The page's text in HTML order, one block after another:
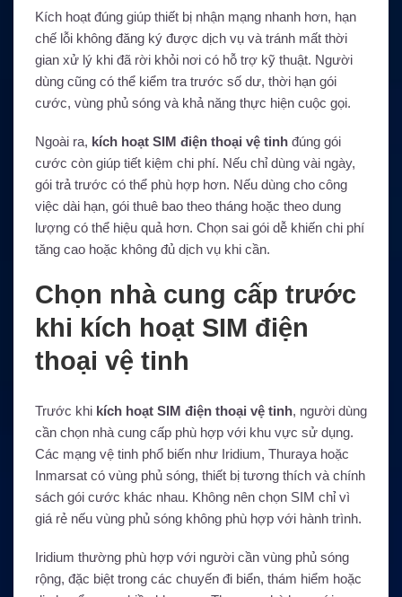
Kích hoạt đúng giúp thiết bị nhận mạng nhanh hơn, hạn
chế lỗi không đăng ký được dịch vụ và tránh mất thời
gian xử lý khi đã rời khỏi nơi có hỗ trợ kỹ thuật. Người
dùng cũng có thể kiểm tra trước số dư, thời hạn gói
cước, vùng phủ sóng và khả năng thực hiện cuộc gọi.
Ngoài ra, kích hoạt SIM điện thoại vệ tinh đúng gói
cước còn giúp tiết kiệm chi phí. Nếu chỉ dùng vài ngày,
gói trả trước có thể phù hợp hơn. Nếu dùng cho công
việc dài hạn, gói thuê bao theo tháng hoặc theo dung
lượng có thể hiệu quả hơn. Chọn sai gói dễ khiến chi phí
tăng cao hoặc không đủ dịch vụ khi cần.
Chọn nhà cung cấp trước
khi kích hoạt SIM điện
thoại vệ tinh
Trước khi kích hoạt SIM điện thoại vệ tinh, người dùng
cần chọn nhà cung cấp phù hợp với khu vực sử dụng.
Các mạng vệ tinh phổ biến như Iridium, Thuraya hoặc
Inmarsat có vùng phủ sóng, thiết bị tương thích và chính
sách gói cước khác nhau. Không nên chọn SIM chỉ vì
giá rẻ nếu vùng phủ sóng không phù hợp với hành trình.
Iridium thường phù hợp với người cần vùng phủ sóng
rộng, đặc biệt trong các chuyến đi biển, thám hiểm hoặc